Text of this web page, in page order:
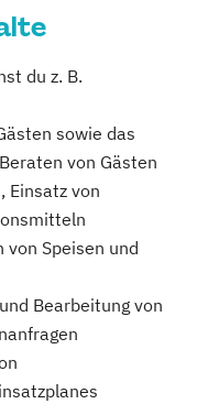
du z. B.
sowie das
von Gästen
Einsatz von
von Speisen und
Bearbeitung von